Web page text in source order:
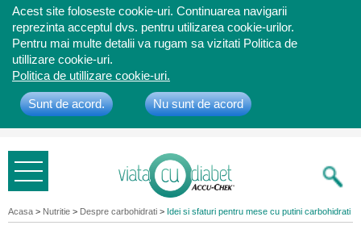
Acest site foloseste cookie-uri. Continuarea navigarii
reprezinta acceptul dvs. pentru utilizarea cookie-urilor.
Pentru mai multe detalii va rugam sa vizitati Politica de
utillizare cookie-uri.
Politica de utillizare cookie-uri.
Sunt de acord. Nu sunt de acord
Bine ati
venit
Acasa > Nutritie > Despre carbohidrati > Idei si sfaturi pentru mese cu putini carbohidrati